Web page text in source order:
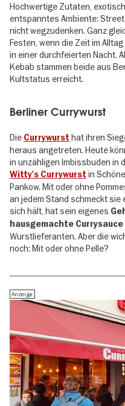
Hochwertige Zutaten,
entspanntes Ambiente:
nicht wegzudenken. Ganz
Festen, wenn die Zeit im
in einer durchfeierten Nacht.
Kebab stammen beide aus
Kultstatus erreicht.
Berliner Currywurst
Die Currywurst hat ihren
heraus angetreten. Heute
in unzähligen Imbissbuden in
Witty's Currywurst in
Pankow. Mit oder ohne
an jedem Stand schmeckt
sich hält, hat sein eigenes
hausgemachte Currysauce
Wurstlieferanten. Aber die
noch: Mit oder ohne Pelle?
Anzeige